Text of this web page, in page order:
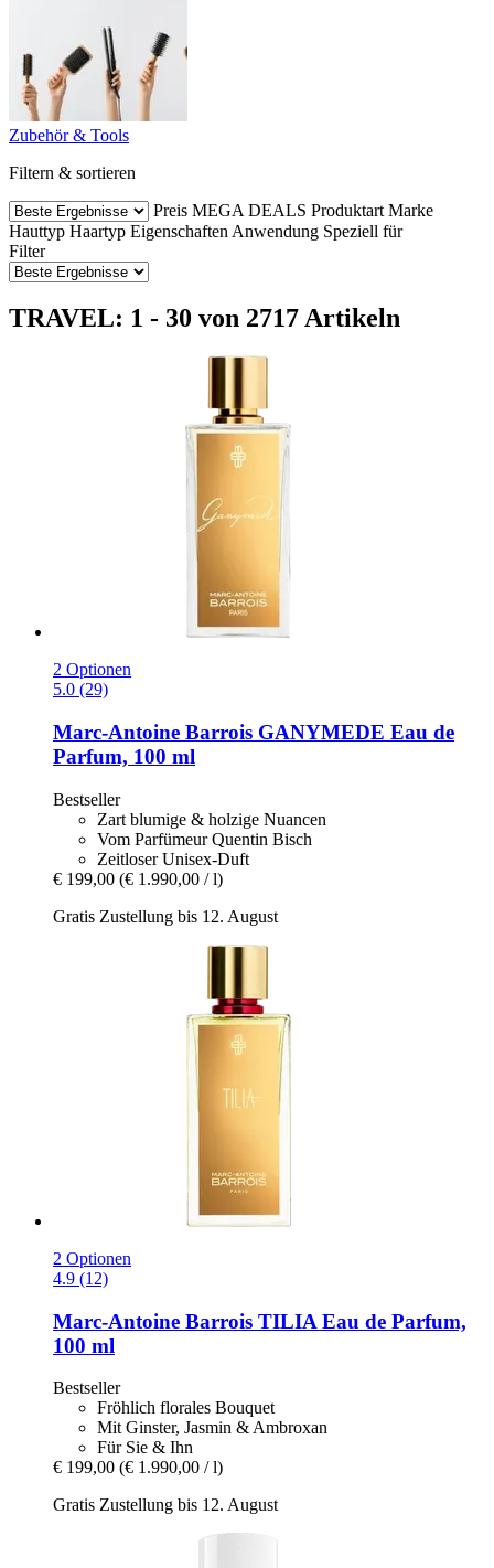
Zubehör & Tools
Filtern & sortieren
Preis MEGA DEALS Produktart Marke
Hauttyp Haartyp Eigenschaften Anwendung Speziell für
Filter
TRAVEL: 1 - 30 von 2717 Artikeln
2 Optionen
5.0 (29)
Marc-Antoine Barrois GANYMEDE Eau de
Parfum, 100 ml
Bestseller
Zart blumige & holzige Nuancen
Vom Parfümeur Quentin Bisch
Zeitloser Unisex-Duft
€ 199,00 (€ 1.990,00 / l)
Gratis Zustellung bis 12. August
2 Optionen
4.9 (12)
Marc-Antoine Barrois TILIA Eau de Parfum,
100 ml
Bestseller
Fröhlich florales Bouquet
Mit Ginster, Jasmin & Ambroxan
Für Sie & Ihn
€ 199,00 (€ 1.990,00 / l)
Gratis Zustellung bis 12. August